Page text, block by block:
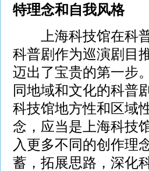
特理念和自我风格
上海科技馆在科普
科普剧作为巡演剧目
迈出了宝贵的第一步
同地域和文化的科普
科技馆地方性和区域
念，应当是上海科技
入更多不同的创作理
蓄，拓展思路，深化